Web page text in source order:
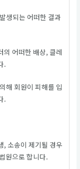
생되는 어떠한 결과
어떠한 배상, 클레
.
해 회원이 피해를 입
.
, 소송이 제기될 경우
원으로 합니다.